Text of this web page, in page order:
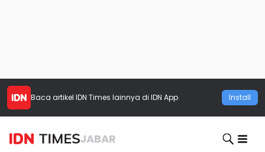
Baca artikel IDN Times lainnya di IDN App Install
JABAR